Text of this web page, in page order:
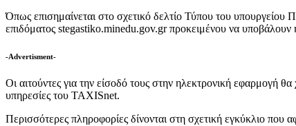
Όπως επισημαίνεται στο σχετικό δελτίο Τύπου του υπουργείου
επιδόματος stegastiko.minedu.gov.gr προκειμένου να υποβάλουν
-Advertisment-
Οι αιτούντες για την είσοδό τους στην ηλεκτρονική εφαρμογή
υπηρεσίες του TAXISnet.
Περισσότερες πληροφορίες δίνονται στη σχετική εγκύκλιο